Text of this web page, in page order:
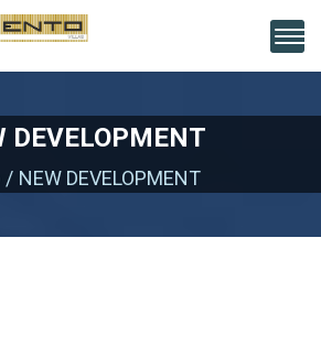
DEVELOPMENT
NEW DEVELOPMENT